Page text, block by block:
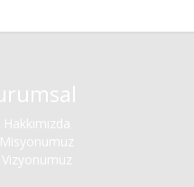
Hakkımızda
Misyonumuz
Vizyonumuz